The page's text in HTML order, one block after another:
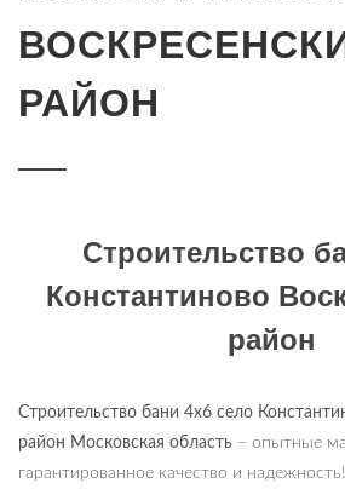
РАЙОН
Строительство
Константиново
район
Строительство бани 4х6 село
район Московская область – опытные
гарантированное качество и